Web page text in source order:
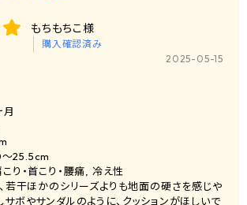
もちもちこ様
購入確認済み
2025-05-15
月
25.5cm
り・首こり・腰痛, 冷え性
若干ほかのシリーズよりも地面の硬さを感じや
サボやサンダルのように、クッションがほしいで